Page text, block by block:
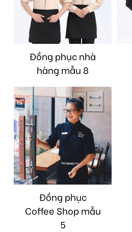
Đồng phục nhà
hàng mẫu 8
Đồng phục
Coffee Shop mẫu
5